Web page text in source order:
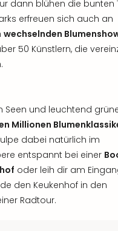
dann blühen die bunten
erfreuen sich auch an
wechselnden
50 Künstlern, die
Seen und leuchtend
Millionen
dabei natürlich im
entspannt bei einer
oder leih dir am
den Keukenhof in den
Radtour.